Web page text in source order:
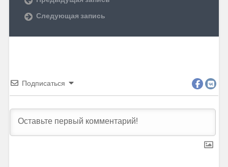
Следующая запись
Подписаться